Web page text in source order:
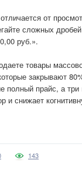
от
сложных
руб.».
товары
закрывают
прайс, а три
снижает
143